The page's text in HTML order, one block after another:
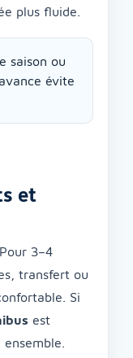
plus fluide.
saison ou
évite
et
3–4
transfert ou
Si
est